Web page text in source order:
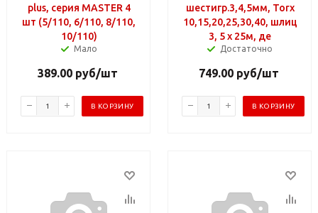
plus, серия MASTER 4
шт (5/110, 6/110, 8/110,
10/110)
Мало
389.00руб/шт
В КОРЗИНУ
шестигр.3,4,5мм, Torx
10,15,20,25,30,40, шлиц
3, 5 х 25м, де
Достаточно
749.00руб/шт
В КОРЗИНУ